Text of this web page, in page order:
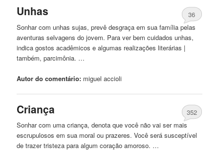
Unhas
36
Sonhar com unhas sujas, prevê desgraça em sua família pelas
aventuras selvagens do jovem. Para ver bem cuidados unhas,
indica gostos acadêmicos e algumas realizações literárias |
também, parcimônia. …
Autor do comentário: miguel accioli
Criança
352
Sonhar com uma criança, denota que você não vai ser mais
escrupulosos em sua moral ou prazeres. Você será susceptível
de trazer tristeza para algum coração amoroso. …